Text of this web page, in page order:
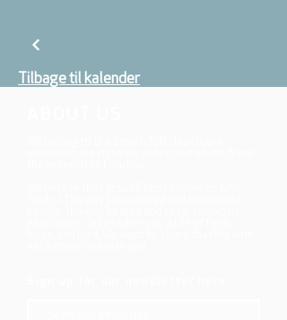
Tilbage til kalender